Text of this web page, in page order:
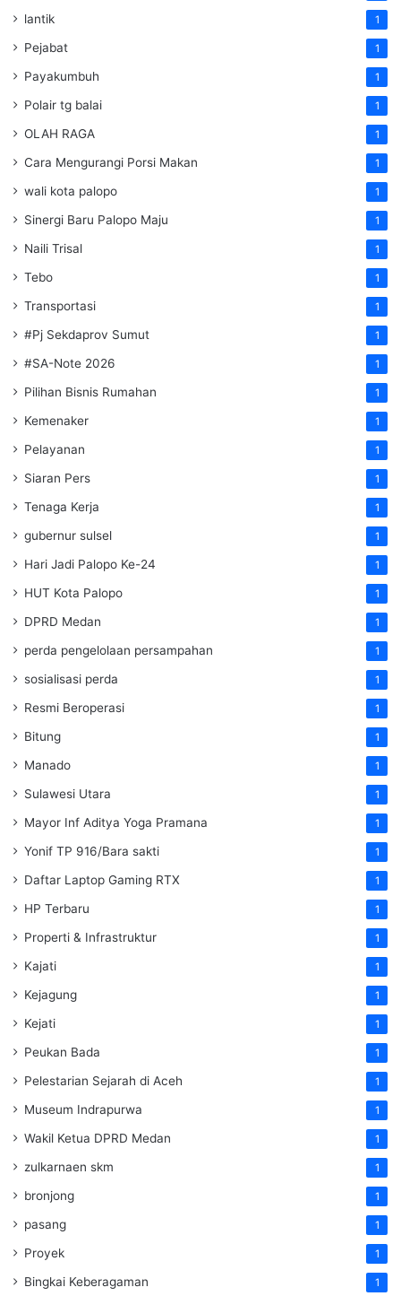
lantik 1
Pejabat 1
Payakumbuh 1
Polair tg balai 1
OLAH RAGA 1
Cara Mengurangi Porsi Makan 1
wali kota palopo 1
Sinergi Baru Palopo Maju 1
Naili Trisal 1
Tebo 1
Transportasi 1
#Pj Sekdaprov Sumut 1
#SA-Note 2026 1
Pilihan Bisnis Rumahan 1
Kemenaker 1
Pelayanan 1
Siaran Pers 1
Tenaga Kerja 1
gubernur sulsel 1
Hari Jadi Palopo Ke-24 1
HUT Kota Palopo 1
DPRD Medan 1
perda pengelolaan persampahan 1
sosialisasi perda 1
Resmi Beroperasi 1
Bitung 1
Manado 1
Sulawesi Utara 1
Mayor Inf Aditya Yoga Pramana 1
Yonif TP 916/Bara sakti 1
Daftar Laptop Gaming RTX 1
HP Terbaru 1
Properti & Infrastruktur 1
Kajati 1
Kejagung 1
Kejati 1
Peukan Bada 1
Pelestarian Sejarah di Aceh 1
Museum Indrapurwa 1
Wakil Ketua DPRD Medan 1
zulkarnaen skm 1
bronjong 1
pasang 1
Proyek 1
Bingkai Keberagaman 1